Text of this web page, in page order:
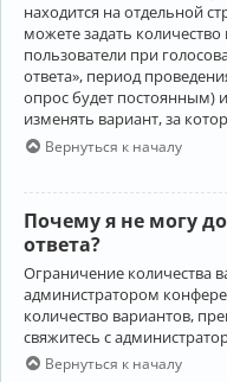
находится на отдельной
можете задать
пользователи при
ответа», период
опрос будет постоянным)
изменять вариант, за
Вернуться к началу
Почему я не могу
ответа?
Ограничение количества
администратором
количество вариантов,
свяжитесь с
Вернуться к началу